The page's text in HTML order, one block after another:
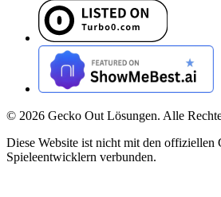
© 2026 Gecko Out Lösungen. Alle
Diese Website ist nicht mit den offiziellen
Spieleentwicklern verbunden.